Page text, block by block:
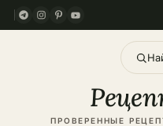
ПРОВЕРЕННЫЕ